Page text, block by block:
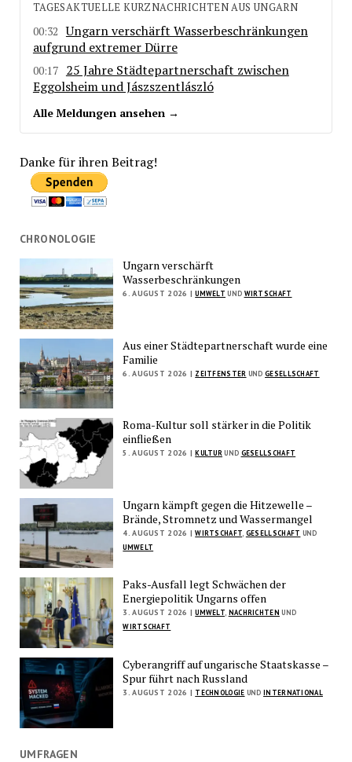
TAGESAKTUELLE KURZNACHRICHTEN AUS UNGARN
00:32
Ungarn verschärft Wasserbeschränkungen
aufgrund extremer Dürre
00:17
25 Jahre Städtepartnerschaft zwischen
Eggolsheim und Jászszentlászló
Alle Meldungen ansehen →
Danke für ihren Beitrag!
CHRONOLOGIE
Ungarn verschärft
Wasserbeschränkungen
6. AUGUST 2026 | UMWELT UND WIRTSCHAFT
Aus einer Städtepartnerschaft wurde eine
Familie
6. AUGUST 2026 | ZEITFENSTER UNDGESELLSCHAFT
Roma-Kultur soll stärker in die Politik
einfließen
5. AUGUST 2026 | KULTURUND GESELLSCHAFT
Ungarn kämpft gegen die Hitzewelle –
Brände, Stromnetz und Wassermangel
4. AUGUST 2026 | WIRTSCHAFT GESELLSCHAFT UND
UMWELT
Paks-Ausfall legt Schwächen der
Energiepolitik Ungarns offen
3. AUGUST 2026 | UMWELT, NACHRICHTEN UND
WIRTSCHAFT
Cyberangriff auf ungarische Staatskasse –
Spur führt nach Russland
3. AUGUST 2026 | TECHNOLOGIE UNDINTERNATIONAL
UMFRAGEN